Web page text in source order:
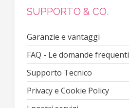
SUPPORTO & CO.
Garanzie e vantaggi
FAQ - Le domande frequenti
Supporto Tecnico
Privacy e Cookie Policy